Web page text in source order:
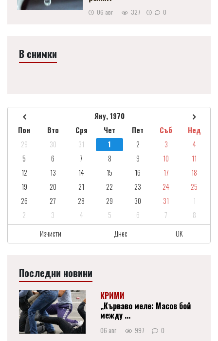
06 авг 327 0
В снимки
Яну, 1970
Пон
Вто Сря Чет Пет Съб
Нед
29
30 31 1 2 3
4
5
6 7 8 9 10
11
12
13 14 15 16 17
18
19
20 21 22 23 24
25
26
27 28 29 30 31
1
2
3 4 5 6 7
8
Изчисти
Днес OK
Последни новини
КРИМИ
„Кърваво меле: Масов бой
между ...
06 авг 997 0